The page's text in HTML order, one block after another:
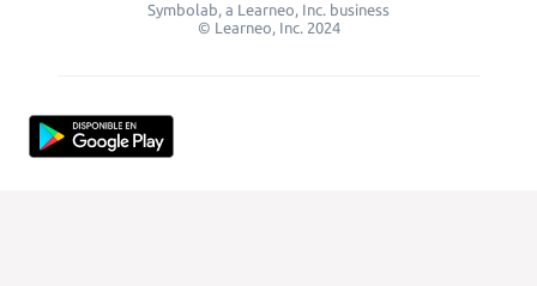
Symbolab, a Learneo, Inc. business
© Learneo, Inc. 2024